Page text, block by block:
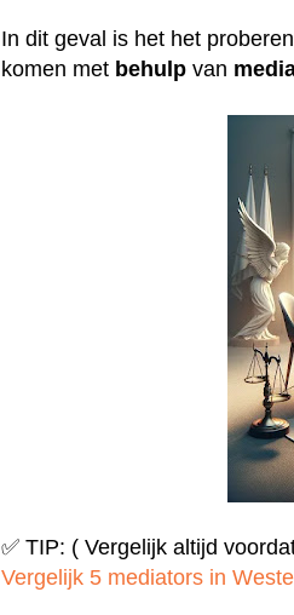
In dit geval is het het
komen met behulp van
✅ TIP: ( Vergelijk altijd
Vergelijk 5 mediators in